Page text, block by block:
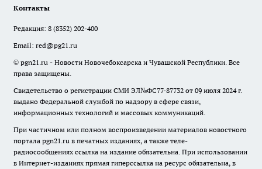
Контакты
Редакция: 8 (8352) 202-400
Email: red@pg21.ru
© pgn21.ru - Новости Новочебоксарска и Чувашской Республики. Все
права защищены.
Свидетельство о регистрации СМИ ЭЛ№ФС77-87732 от 09 июля 2024 г.
выдано Федеральной службой по надзору в сфере связи,
информационных технологий и массовых коммуникаций.
При частичном или полном воспроизведении материалов новостного
портала pgn21.ru в печатных изданиях, а также теле-
радиосообщениях ссылка на издание обязательна. При использовании
в Интернет-изданиях прямая гиперссылка на ресурс обязательна, в